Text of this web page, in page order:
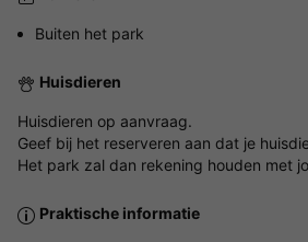
Buiten het park
Huisdieren
Huisdieren op aanvraag.
Geef bij het reserveren aan dat je
Het park zal dan rekening houden met
Praktische informatie